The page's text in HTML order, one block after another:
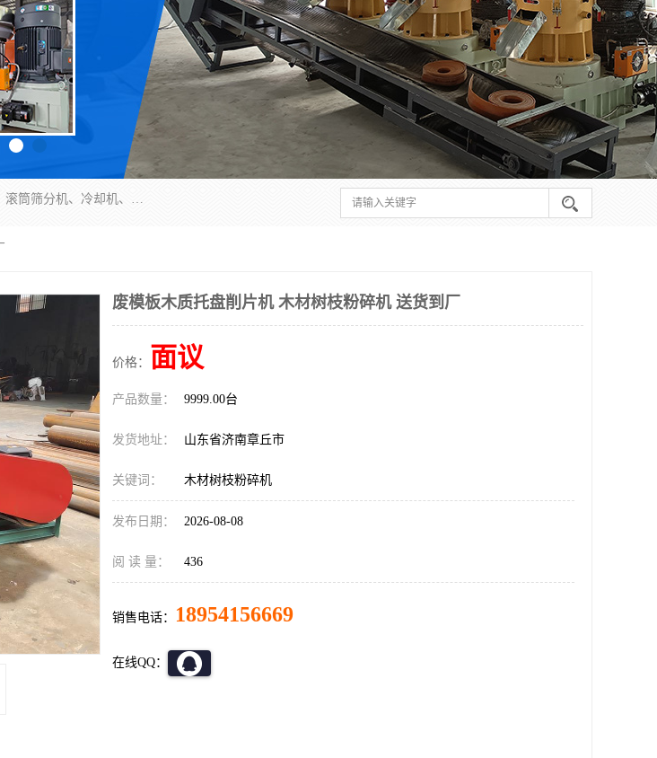
济南恒瑞达机械有限公司主营：颗粒机、环模颗粒机、平模颗粒机、粉碎机、滚筒筛分机、冷却机、颗粒燃烧机、生物质颗粒机、木屑颗粒机、秸秆颗粒机、饲料颗粒机、燃料颗粒机、木材粉碎机、秸秆粉碎机、饲料粉碎机、颗粒冷却机、锯末滚筒筛、锤片粉碎机、滚筒筛、搅拌机等产品。
废模板木质托盘削片机 木材树枝粉碎机 送货到厂
价格： 面议
产品数量： 9999.00台
发货地址： 山东省济南章丘市
关键词： 木材树枝粉碎机
发布日期： 2026-08-08
阅 读 量： 436
销售电话： 18954156669
在线QQ：